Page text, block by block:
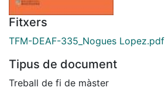
Fitxers
TFM-DEAF-335_Nogues Lopez.pdf
Tipus de document
Treball de fi de màster